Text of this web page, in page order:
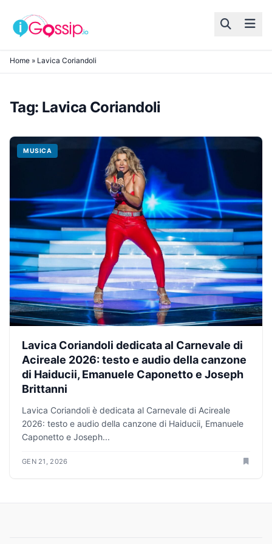
Skip to content
Home » Lavica Coriandoli
Tag: Lavica Coriandoli
MUSICA
Lavica Coriandoli dedicata al Carnevale di
Acireale 2026: testo e audio della canzone
di Haiducii, Emanuele Caponetto e Joseph
Brittanni
Lavica Coriandoli è dedicata al Carnevale di Acireale
2026: testo e audio della canzone di Haiducii, Emanuele
Caponetto e Joseph...
GEN 21, 2026